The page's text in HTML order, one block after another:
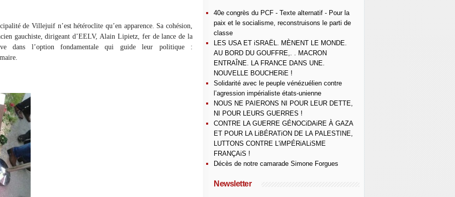
de Villejuif n’est hétéroclite qu’en apparence. Sa cohésion,
gauchiste, dirigeant d’EELV, Alain Lipietz, fer de lance de la
dans l’option fondamentale qui guide leur politique :
40e congrès du PCF - Texte alternatif - Pour la
paix et le socialisme, reconstruisons le parti de
classe
LES USA ET iSRAËL. MÈNENT LE MONDE.
AU BORD DU GOUFFRE,. . MACRON
ENTRAÎNE. LA FRANCE DANS UNE.
NOUVELLE BOUCHERiE !
Solidarité avec le peuple vénézuélien contre
l’agression impérialiste états-unienne
NOUS NE PAIERONS NI POUR LEUR DETTE,
NI POUR LEURS GUERRES !
CONTRE LA GUERRE GÉNOCiDAiRE À GAZA
ET POUR LA LiBÉRATiON DE LA PALESTINE,
LUTTONS CONTRE L'iMPÉRiALiSME
FRANÇAiS !
Décès de notre camarade Simone Forgues
Newsletter